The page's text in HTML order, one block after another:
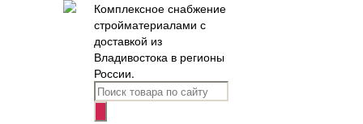
Комплексное снабжение
стройматериалами с
доставкой из
Владивостока в регионы
России.